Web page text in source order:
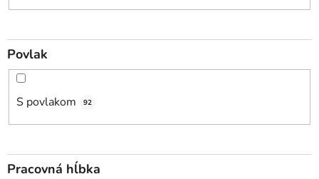
Povlak
S povlakom 92
Pracovná hĺbka